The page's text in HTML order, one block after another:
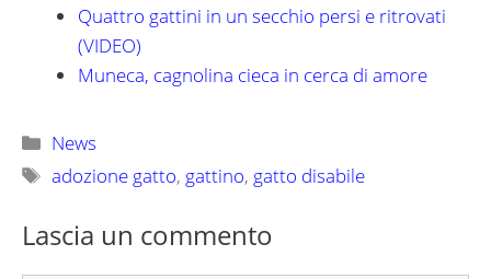
Quattro gattini in un secchio persi e ritrovati
(VIDEO)
Muneca, cagnolina cieca in cerca di amore
Categorie
News
Tag
adozione gatto, gattino, gatto disabile
Lascia un commento